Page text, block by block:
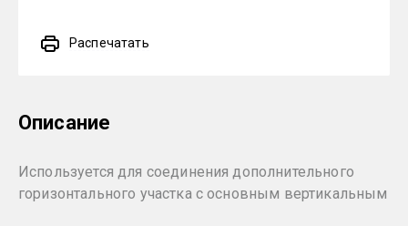
Распечатать
Описание
Используется для соединения дополнительного
горизонтального участка с основным вертикальным